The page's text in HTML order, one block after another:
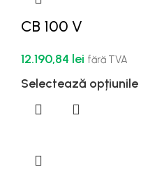
CB 100 V
12.190,84 lei fără TVA
Selectează opțiunile